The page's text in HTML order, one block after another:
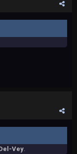
Vey.